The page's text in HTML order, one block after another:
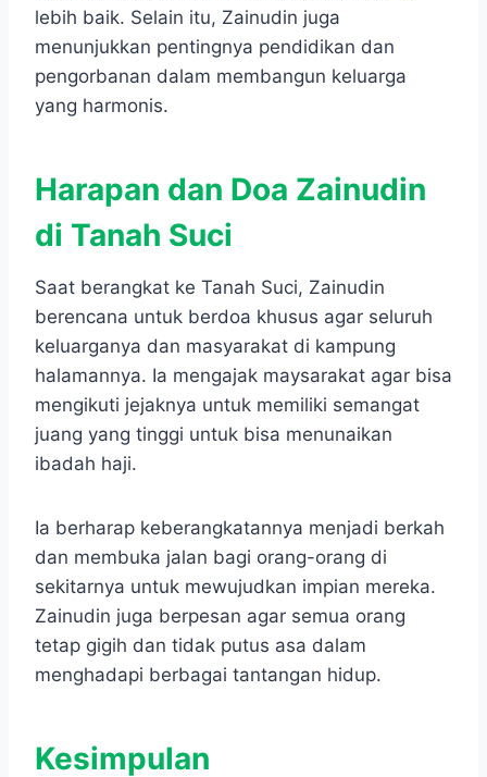
lebih baik. Selain itu, Zainudin juga
menunjukkan pentingnya pendidikan dan
pengorbanan dalam membangun keluarga
yang harmonis.
Harapan dan Doa Zainudin
di Tanah Suci
Saat berangkat ke Tanah Suci, Zainudin
berencana untuk berdoa khusus agar seluruh
keluarganya dan masyarakat di kampung
halamannya. Ia mengajak maysarakat agar bisa
mengikuti jejaknya untuk memiliki semangat
juang yang tinggi untuk bisa menunaikan
ibadah haji.
Ia berharap keberangkatannya menjadi berkah
dan membuka jalan bagi orang-orang di
sekitarnya untuk mewujudkan impian mereka.
Zainudin juga berpesan agar semua orang
tetap gigih dan tidak putus asa dalam
menghadapi berbagai tantangan hidup.
Kesimpulan